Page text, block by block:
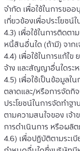
จำกัด เพื่อใช้ในการขอ
เกี่ยวข้องเพื่อประโยชน์
4.3) เพื่อใช้ในการติดต
หนี้สินอื่นใด (ถ้ามี) จาก
4.4) เพื่อใช้ในการแก้ไ
จ้าง และสัญญาอื่นใดระ
4.5) เพื่อใช้เป็นข้อมูลใน
ตลาดและ/หรือการจัดกิ
ประโยชน์ในการจัดทำฐ
ตามความสนใจของ เจ้
การดำเนินการ หรือผ
4.6) เพื่อปฏิบัติตามระเ